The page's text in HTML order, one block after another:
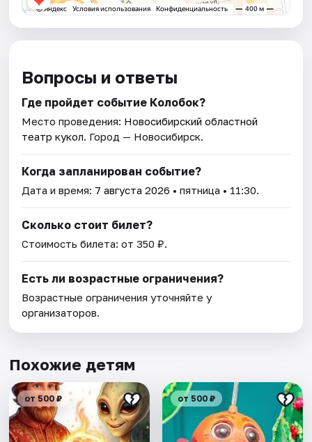
Вопросы и ответы
Где пройдет событие Колобок?
Место проведения: Новосибирский областной
театр кукол. Город — Новосибирск.
Когда запланирован событие?
Дата и время: 7 августа 2026 • пятница • 11:30.
Сколько стоит билет?
Стоимость билета: от 350 ₽.
Есть ли возрастные ограничения?
Возрастные ограничения уточняйте у
организаторов.
Похожие детям
от 500 ₽ от 500 ₽